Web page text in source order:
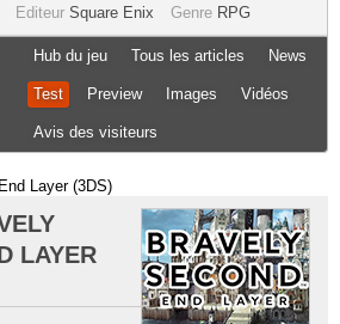
Editeur Square Enix Genre RPG
Hub du jeu Tous les articles News
Test Preview Images Vidéos
Avis des visiteurs
Layer (3DS)
LAYER